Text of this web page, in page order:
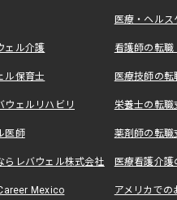
医療・ヘル
ェル介護 看護師の転
ル保育士 医療技師の
ウェルリハビリ 栄養士の転
医師 薬剤師の転
らレバウェル株式会社 医療看護介
Mexico アメリカで